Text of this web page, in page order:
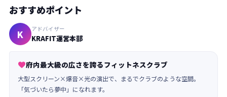
おすすめポイント
K アドバイザー
KRAFIT運営本部
府内最大級の広さを誇るフィットネスクラブ
大型スクリーン×爆音×光の演出で、まるでクラブのような空間。
「気づいたら夢中」になれます。